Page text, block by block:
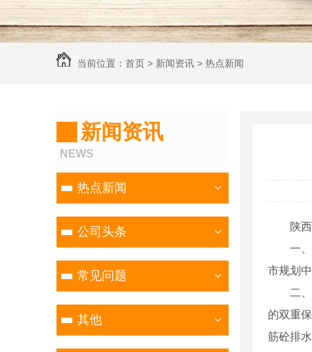
当前位置： 首页 > 新闻资讯 > 热点新闻
新闻资讯
NEWS
热点新闻
公司头条
常见问题
其他
陕
一
市规划
二
的双重
筋砼排